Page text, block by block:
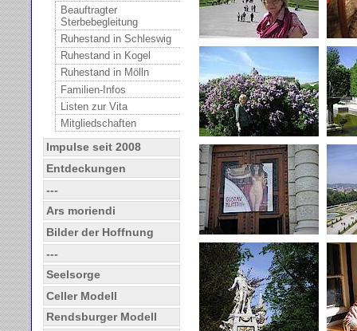
Beauftragter
Sterbebegleitung
Ruhestand in Schleswig
Ruhestand in Kogel
Ruhestand in Mölln
Familien-Infos
Listen zur Vita
Mitgliedschaften
Impulse seit 2008
Entdeckungen
---
Ars moriendi
Bilder der Hoffnung
---
Seelsorge
Celler Modell
Rendsburger Modell